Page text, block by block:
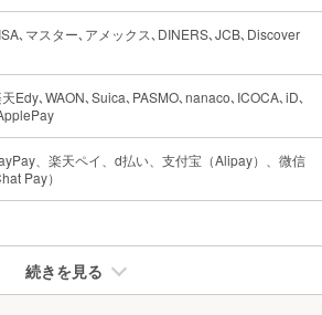
､マスター､アメックス､DINERS､JCB､Discover
Edy､WAON､Suica､PASMO､nanaco､ICOCA､iD､
、楽天ペイ、d払い、支付宝（Alipay）、微信
Pay）
続きを見る